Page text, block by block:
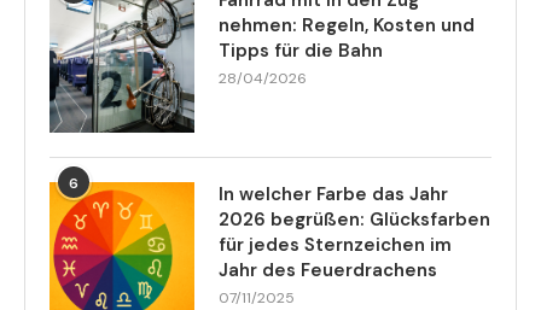
nehmen: Regeln, Kosten und
Tipps für die Bahn
28/04/2026
6
In welcher Farbe das Jahr
2026 begrüßen: Glücksfarben
für jedes Sternzeichen im
Jahr des Feuerdrachens
07/11/2025